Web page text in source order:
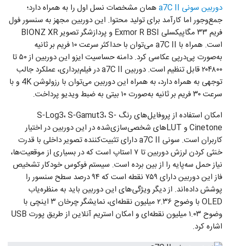
دوربین سونی a7C II
همان مشخصات نسل اول را به همراه دارد؛
جمع‌وجور اما کارآمد برای تولید محتوا. این دوربین مجهز به سنسور فول
فریم ۳۳ مگاپیکسلی Exmor R BSI و پردازشگر تصویر ‌‌‌BIONZ XR
است. همراه با a7C II می‌توان با حداکثر سرعت ۱۰ فریم بر ثانیه
به‌صورت پی‌درپی عکاسی کرد. دامنه حساسیت ایزو این دوربین از ۵۰ تا
۲۰۴۸۰۰ قابل تنظیم است. دوربین a7C II در فیلم‌برداری، عملکرد جالب
توجهی به همراه دارد، به همراه این دوربین می‌توان با رزولوشن 4K و با
سرعت ۳۰ فریم بر ثانیه به‌صورت ۱۰ بیتی به ضبط ویدیو پرداخت.
امکان استفاده از پروفایل‌های رنگ S-Log3، S-Gamut3، S-
Cinetone و LUTهای شخصی‌سازی‌شده در این دوربین در اختیار
کاربران است. سونی a7C II دارای تثبیت‌کننده تصویر داخلی با قدرت
خنثی کردن لرزش دوربین تا ۷ استاپ است که در بسیاری از موقعیت‌ها،
نیاز حمل سه‌پایه را از بین برده است. سیستم فوکوس خودکار تشخیص
فاز این دوربین دارای ۷۵۹ نقطه است که ۹۴ درصد سطح سنسور را
پوشش داده‌اند. از دیگر ویژگی‌های این دوربین باید به منظره‌یاب
OLED با وضوح ۲.۳۶ میلیون نقطه‌ای، نمایشگر چرخان ۳ اینچی با
وضوح ۱.۰۳ میلیون نقطه‌ای و امکان استریم آنلاین از طریق پورت USB
اشاره کرد.